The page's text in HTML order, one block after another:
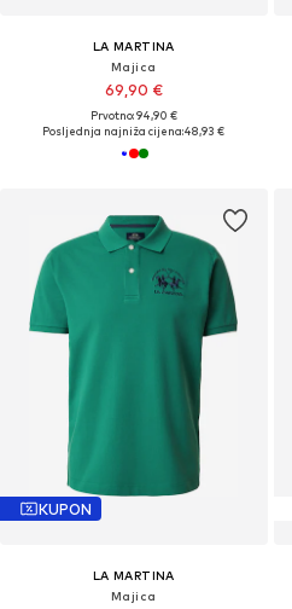
LA MARTINA
Majica
69,90 €
Prvotno: 94,90 €
Posljednja najniža cijena:48,93 €
KUPON
LA MARTINA
Majica